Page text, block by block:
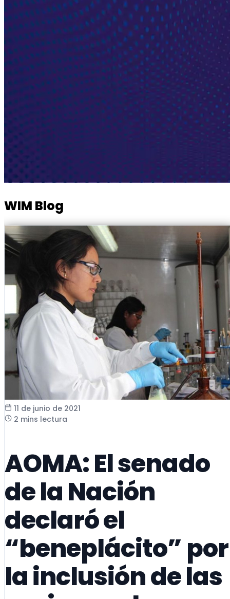
WIM Blog
11 de junio de 2021
2 mins lectura
AOMA: El senado
de la Nación
declaró el
“beneplácito” por
la inclusión de las